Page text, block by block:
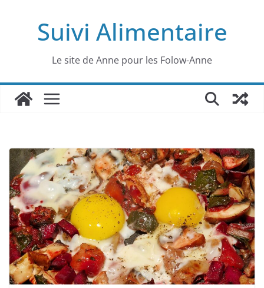
Suivi Alimentaire
Le site de Anne pour les Folow-Anne